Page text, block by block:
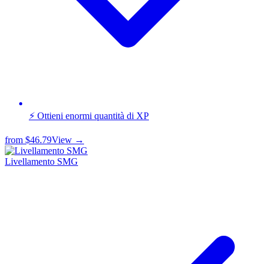
⚡ Ottieni enormi quantità di XP
from $46.79View →
Livellamento SMG